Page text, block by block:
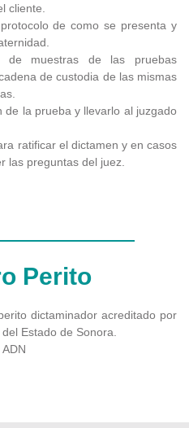
cliente.
de como se presenta y
de muestras de las pruebas
de custodia de las mismas
de la prueba y llevarlo al juzgado
ratificar el dictamen y en casos
las preguntas del juez.
Perito
dictaminador acreditado por
Estado de Sonora.